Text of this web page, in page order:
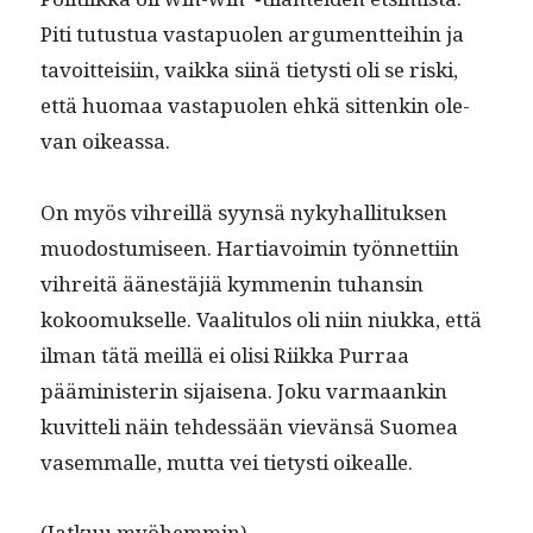
Piti tutus­tua vastapuolen argu­ment­tei­hin ja
tavoit­teisi­in, vaik­ka siinä tietysti oli se ris­ki,
että huo­maa vastapuolen ehkä sit­tenkin ole­
van oikeassa.
On myös vihreil­lä syyn­sä nyky­hal­li­tuk­sen
muo­dos­tu­miseen. Har­ti­avoimin työn­net­ti­in
vihre­itä äänestäjiä kym­menin tuhansin
kokoomuk­selle. Vaal­i­t­u­los oli niin niuk­ka, että
ilman tätä meil­lä ei olisi Riik­ka Purraa
päämin­is­terin sijaise­na. Joku var­maankin
kuvit­teli näin tehdessään vievän­sä Suomea
vasem­malle, mut­ta vei tietysti oikealle.